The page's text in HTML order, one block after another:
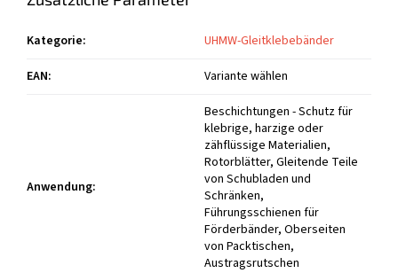
Kategorie:
UHMW-Gleitklebebänder
EAN: Variante wählen
Anwendung:
Beschichtungen - Schutz für
klebrige, harzige oder
zähflüssige Materialien,
Rotorblätter, Gleitende Teile
von Schubladen und
Schränken,
Führungsschienen für
Förderbänder, Oberseiten
von Packtischen,
Austragsrutschen